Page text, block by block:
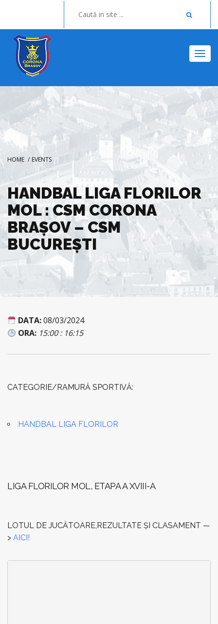
HOME / EVENTS
HANDBAL LIGA FLORILOR
MOL : CSM CORONA
BRAȘOV – CSM
BUCUREȘTI
DATA:08/03/2024
ORA: 15:00 : 16:15
CATEGORIE/RAMURĂ SPORTIVĂ:
HANDBAL LIGA FLORILOR
LIGA FLORILOR MOL, ETAPA A XVIII-A
LOTUL DE JUCĂTOARE,REZULTATE ȘI CLASAMENT —
> AICI!